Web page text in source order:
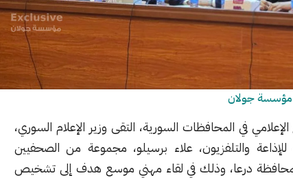
مؤسسة جولان
الإعلامي في المحافظات السورية، التقى وزير الإعلام السوري،
للإذاعة والتلفزيون، علاء برسيلو، مجموعة من الصحفيين
بمحافظة درعا، وذلك في لقاء مهني موسع هدف إلى تشخيص